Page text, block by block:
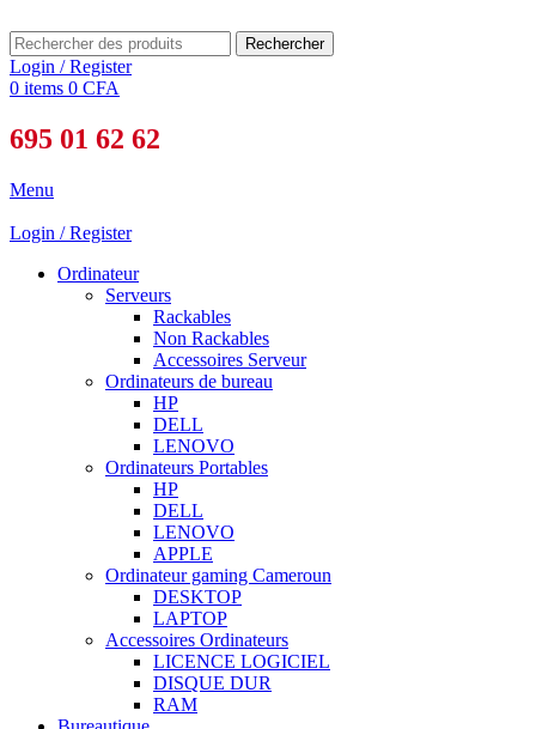
Rechercher
Login / Register
0 items 0 CFA
695 01 62 62
Menu
Login / Register
Ordinateur
Serveurs
Rackables
Non Rackables
Accessoires Serveur
Ordinateurs de bureau
HP
DELL
LENOVO
Ordinateurs Portables
HP
DELL
LENOVO
APPLE
Ordinateur gaming Cameroun
DESKTOP
LAPTOP
Accessoires Ordinateurs
LICENCE LOGICIEL
DISQUE DUR
RAM